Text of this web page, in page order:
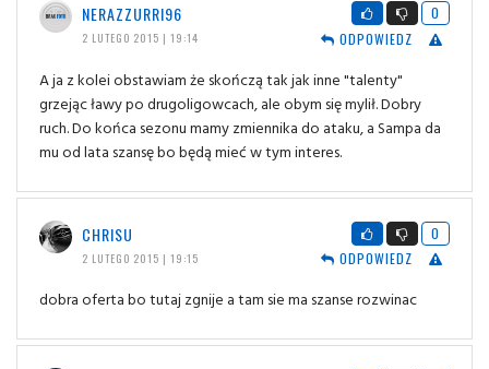
NERAZZURRI96
2 LUTEGO 2015 | 19:14
0
ODPOWIEDZ
A ja z kolei obstawiam że skończą tak jak inne "talenty"
grzejąc ławy po drugoligowcach, ale obym się mylił. Dobry
ruch. Do końca sezonu mamy zmiennika do ataku, a Sampa da
mu od lata szansę bo będą mieć w tym interes.
CHRISU
2 LUTEGO 2015 | 19:15
0
ODPOWIEDZ
dobra oferta bo tutaj zgnije a tam sie ma szanse rozwinac